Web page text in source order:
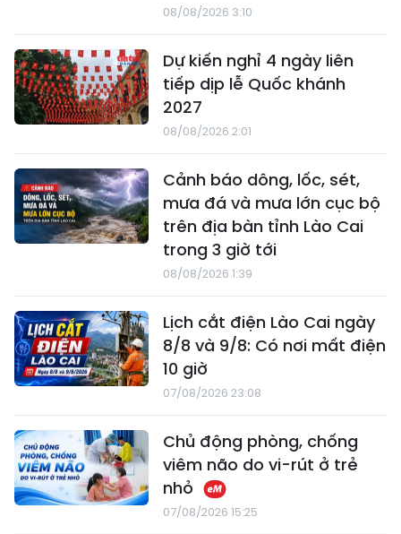
08/08/2026 3:10
Dự kiến nghỉ 4 ngày liên
tiếp dịp lễ Quốc khánh
2027
08/08/2026 2:01
Cảnh báo dông, lốc, sét,
mưa đá và mưa lớn cục bộ
trên địa bàn tỉnh Lào Cai
trong 3 giờ tới
08/08/2026 1:39
Lịch cắt điện Lào Cai ngày
8/8 và 9/8: Có nơi mất điện
10 giờ
07/08/2026 23:08
Chủ động phòng, chống
viêm não do vi-rút ở trẻ
nhỏ
07/08/2026 15:25